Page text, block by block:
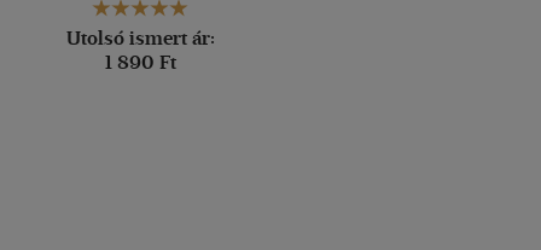
Utolsó ismert ár:
1 890 Ft